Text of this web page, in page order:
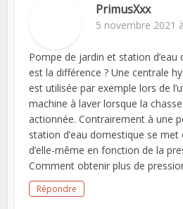
PrimusXxx
5 novembre 2021
Pompe de jardin et station d’eau
est la différence ? Une centrale
est utilisée par exemple lors de
machine à laver lorsque la
actionnée. Contrairement à une
station d’eau domestique se met
d’elle-même en fonction de la
Comment obtenir plus de
Répondre